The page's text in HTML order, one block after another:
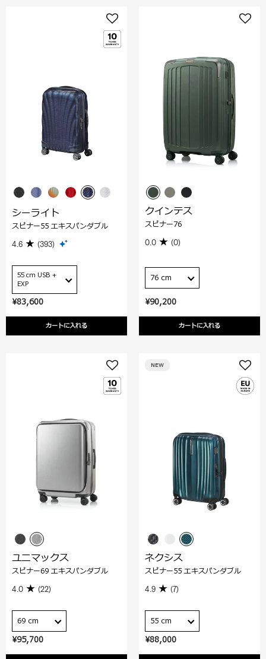
¥83,600
カートに入れる
シーライト
スピナー55 エキスパンダブル
4.6 (393)
55 cm USB +
EXP
¥90,200
カートに入れる
クインテス
スピナー76
0.0 (0)
76 cm
¥95,700
ユニマックス
スピナー69 エキスパンダブル
4.0 (22)
69 cm
¥88,000
NEW
ネクシス
スピナー55 エキスパンダブル
4.9 (7)
55 cm